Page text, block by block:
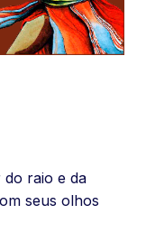
raio e da
seus olhos